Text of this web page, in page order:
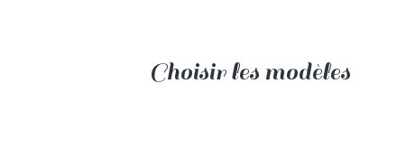
Choisir les modèles